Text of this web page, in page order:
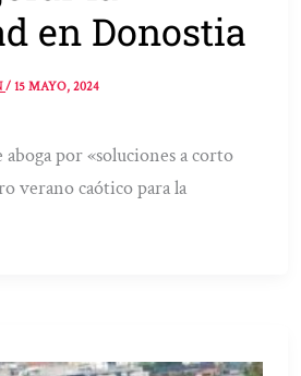
en Donostia
/15 MAYO, 2024
por «soluciones a corto
verano caótico para la